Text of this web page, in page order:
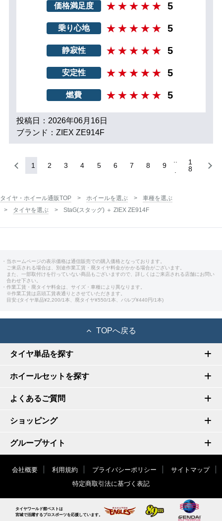
価格満足度 5
乗り心地 5
静寂性 5
安定性 5
燃費 5
投稿日：2026年06月16日
ブランド：ZIEX ZE914F
1 2 3 4 5 6 7 8 9
1
8
タイヤ・ホイール通販TOP ホイールを選ぶ
車種を選ぶ
タイヤを選ぶ
StaG(スタッグ) ＋ ZIEX ZE914F
・当ホームページの表示価格は通信販売での購入価格となっております。
ご来店される場合は、別途作業工賃・廃タイヤ料金がかかる場合がございます。
また、一部取付けを行っていない商品もございますので、詳しくはご来店される店舗にお問い
合わせ下さい。
・作業工賃・廃タイヤ料金は、サイズ・車種により異なります。
※作業工賃は店頭工賃表通りとさせていただきます。
目安:(タイヤ単品¥2,200/1本、廃タイヤ¥550/1本、バルブ¥440円/1本)
TOPへ戻る
タイヤ単品を探す
ホイールセットを探す
よくあるご質問
ショッピング
グループサイト
会社概要 利用規約 プライバシーポリシー
サイトマップ
特定商取引法に基づく表記
タイヤワールド館ベストは
宮城で活躍するプロスポーツを応援しています。